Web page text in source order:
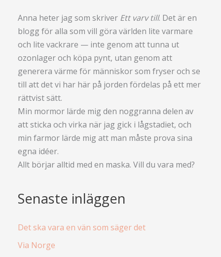
Anna heter jag som skriver Ett varv till. Det är en
blogg för alla som vill göra världen lite varmare
och lite vackrare — inte genom att tunna ut
ozonlager och köpa pynt, utan genom att
generera värme för människor som fryser och se
till att det vi har här på jorden fördelas på ett mer
rättvist sätt.
Min mormor lärde mig den noggranna delen av
att sticka och virka när jag gick i lågstadiet, och
min farmor lärde mig att man måste prova sina
egna idéer.
Allt börjar alltid med en maska. Vill du vara med?
Senaste inläggen
Det ska vara en vän som säger det
Via Norge